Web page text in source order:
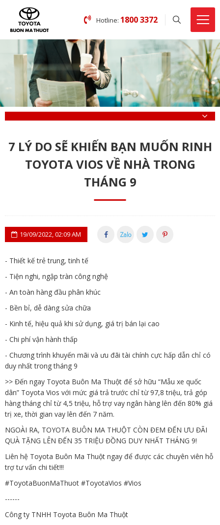
Hotline: 1800 3372
7 LÝ DO SẼ KHIẾN BẠN MUỐN RINH
TOYOTA VIOS VỀ NHÀ TRONG
THÁNG 9
19/09/2022, 02:09 AM
- Thiết kế trẻ trung, tinh tế
- Tiện nghi, ngập tràn công nghệ
- An toàn hàng đầu phân khúc
- Bền bỉ, dễ dàng sửa chữa
- Kinh tế, hiệu quả khi sử dụng, giá trị bán lại cao
- Chi phí vận hành thấp
- Chương trình khuyến mãi và ưu đãi tài chính cực hấp dẫn chỉ có
duy nhất trong tháng 9
>> Đến ngay Toyota Buôn Ma Thuột để sở hữu “Mẫu xe quốc
dân” Toyota Vios với mức giá trả trước chỉ từ 97,8 triệu, trả góp
hàng tháng chỉ từ 4,5 triệu, hỗ trợ vay ngân hàng lên đến 80% giá
trị xe, thời gian vay lên đến 7 năm.
NGOÀI RA, TOYOTA BUÔN MA THUỘT CÒN ĐEM ĐẾN ƯU ĐÃI
QUÀ TẶNG LÊN ĐẾN 35 TRIỆU ĐỒNG DUY NHẤT THÁNG 9!
Liên hệ Toyota Buôn Ma Thuột ngay để được các chuyên viên hỗ
trợ tư vấn chi tiết!!!
#ToyotaBuonMaThuot #ToyotaVios #Vios
------
Công ty TNHH Toyota Buôn Ma Thuột